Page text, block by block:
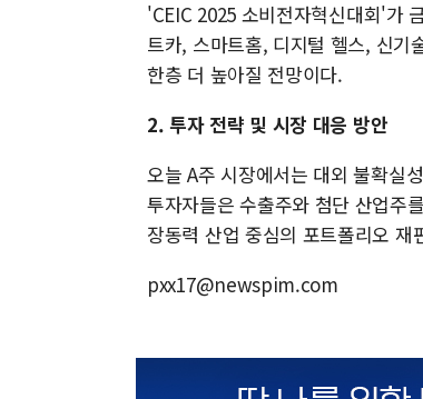
'CEIC 2025 소비전자혁신대회'가
트카, 스마트홈, 디지털 헬스, 신기
한층 더 높아질 전망이다.
2. 투자 전략 및 시장 대응 방안
오늘 A주 시장에서는 대외 불확실
투자자들은 수출주와 첨단 산업주
장동력 산업 중심의 포트폴리오
pxx17@newspim.com